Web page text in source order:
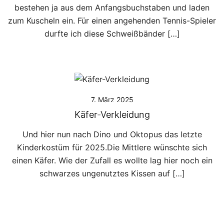
bestehen ja aus dem Anfangsbuchstaben und laden
zum Kuscheln ein. Für einen angehenden Tennis-Spieler
durfte ich diese Schweißbänder […]
7. März 2025
Käfer-Verkleidung
Und hier nun nach Dino und Oktopus das letzte
Kinderkostüm für 2025.Die Mittlere wünschte sich
einen Käfer. Wie der Zufall es wollte lag hier noch ein
schwarzes ungenutztes Kissen auf […]